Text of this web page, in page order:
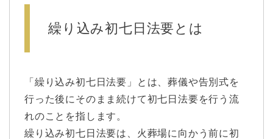
繰り込み初七日法要とは
「繰り込み初七日法要」とは、葬儀や告別式を
行った後にそのまま続けて初七日法要を行う流
れのことを指します。
繰り込み初七日法要は、火葬場に向かう前に初